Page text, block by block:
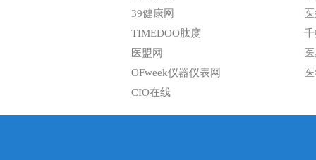
39健康网
TIMEDOO肽度
医盟网
OFweek仪器仪表网
CIO在线